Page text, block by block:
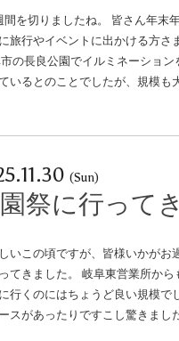
を切りましたね。 皆さん年末
旅行やイベントに出かける方
の長良公園でイルミネーショ
いるとのことでしたが、規模も
(Sun)
祭に行って
いこの頃ですが、皆様いかが
てきました。 岐阜東営業所か
行くのにはちょうど良い規模
スがあったりですこし驚きま